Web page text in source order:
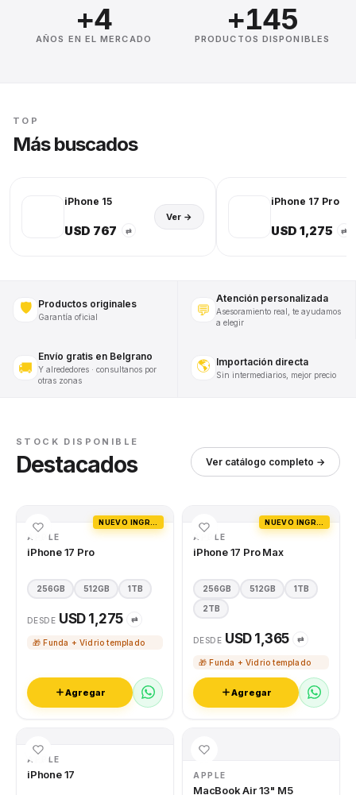
+4
AÑOS EN EL MERCADO
+145
PRODUCTOS DISPONIBLES
TOP
Más buscados
iPhone 15
USD 767 ⇄
Ver →
iPhone 17 Pro
USD 1,275 ⇄
🛡️ Productos originales
Garantía oficial 💬
Atención personalizada
Asesoramiento real, te ayudamos
a elegir
🚚
Envío gratis en Belgrano
Y alrededores · consultanos por
otras zonas
🌎 Importación directa
Sin intermediarios, mejor precio
STOCK DISPONIBLE
Destacados Ver catálogo completo →
APPLE
iPhone 17 Pro
256GB 512GB 1TB
DESDE USD 1,275 ⇄
🎁 Funda + Vidrio templado
Agregar
APPLE
iPhone 17 Pro Max
256GB 512GB 1TB
2TB
DESDE USD 1,365 ⇄
🎁 Funda + Vidrio templado
Agregar
APPLE
iPhone 17 APPLE
MacBook Air 13" M5